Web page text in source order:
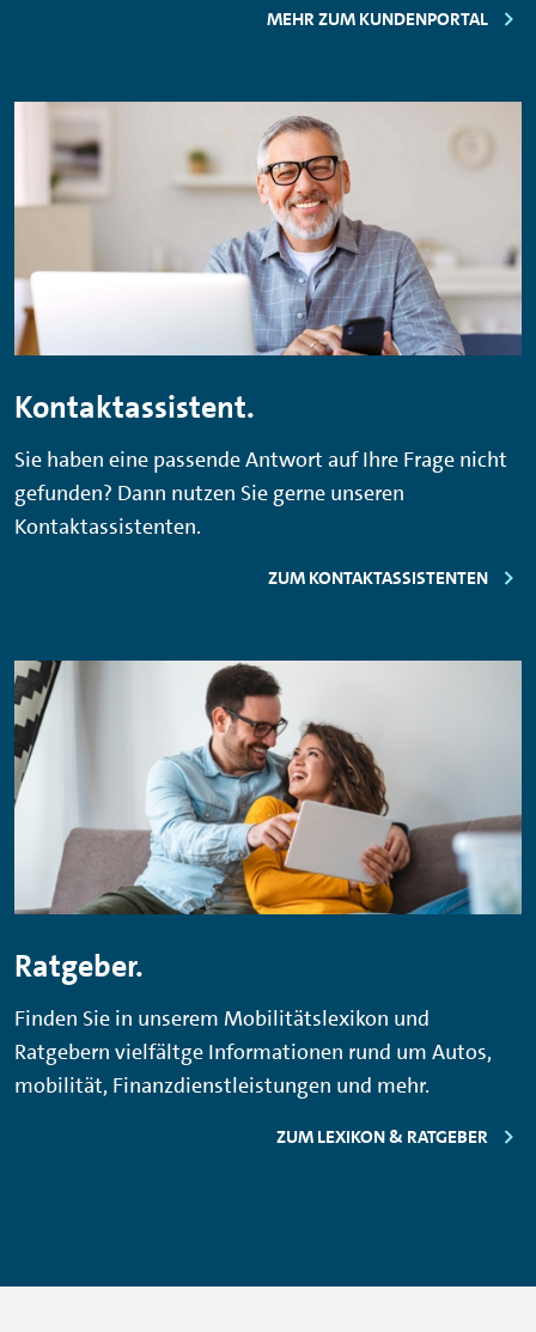
MEHR ZUM KUNDENPORTAL
Kontaktassistent.
Sie haben eine passende Antwort auf Ihre Frage nicht
gefunden? Dann nutzen Sie gerne unseren
Kontaktassistenten.
ZUM KONTAKTASSISTENTEN
Ratgeber.
Finden Sie in unserem Mobilitätslexikon und
Ratgebern vielfältge Informationen rund um Autos,
mobilität, Finanzdienstleistungen und mehr.
ZUM LEXIKON & RATGEBER